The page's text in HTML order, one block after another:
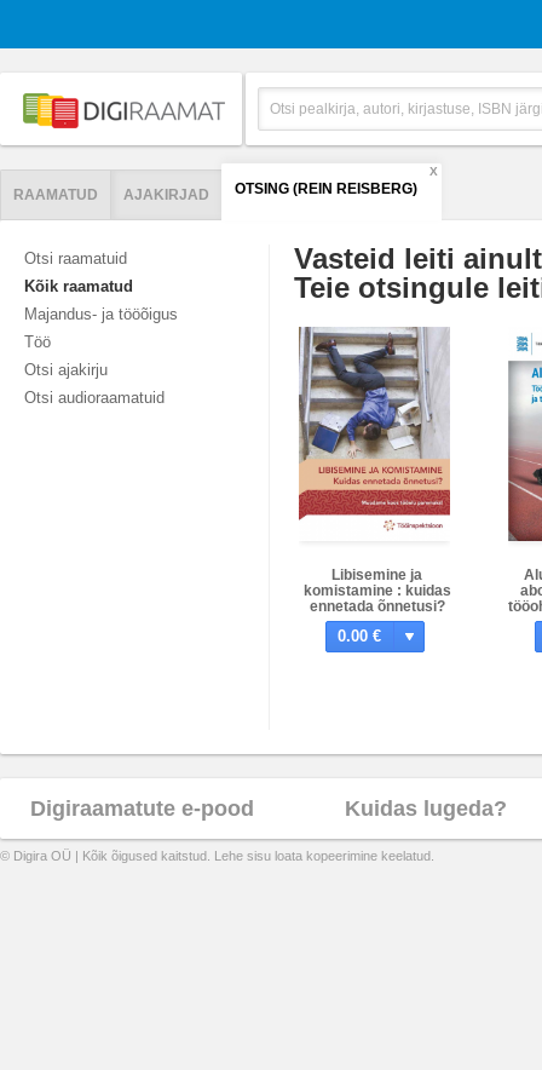
RAAMATUD AJAKIRJAD OTSING (REIN REISBERG)
X
Otsi raamatuid
Kõik raamatud
Majandus- ja tööõigus
Töö
Otsi ajakirju
Otsi audioraamatuid
Vasteid leiti
Teie otsingule
Libisemine ja
komistamine : kuidas
ennetada õnnetusi?
0.00 €
Digiraamatute e-pood Kuidas lugeda?
© Digira OÜ | Kõik õigused kaitstud. Lehe sisu loata kopeerimine keelatud.